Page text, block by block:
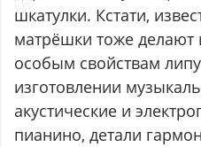
шкатулки. Кстати,
матрёшки тоже делают
особым свойствам
изготовлении
акустические и
пианино, детали